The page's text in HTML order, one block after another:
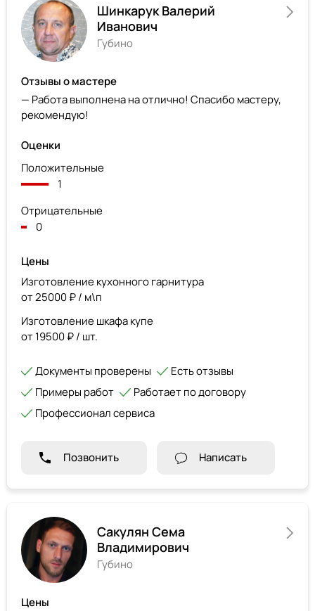
Шинкарук Валерий
Иванович
Губино
Отзывы о мастере
— Работа выполнена на отлично! Спасибо мастеру,
рекомендую!
Оценки
Положительные
1
Отрицательные
0
Цены
Изготовление кухонного гарнитура
от 25000 ₽ / м\п
Изготовление шкафа купе
от 19500 ₽ / шт.
Документы проверены
Есть отзывы
Примеры работ
Работает по договору
Профессионал сервиса
Позвонить Написать
Сакулян Сема
Владимирович
Губино
Цены